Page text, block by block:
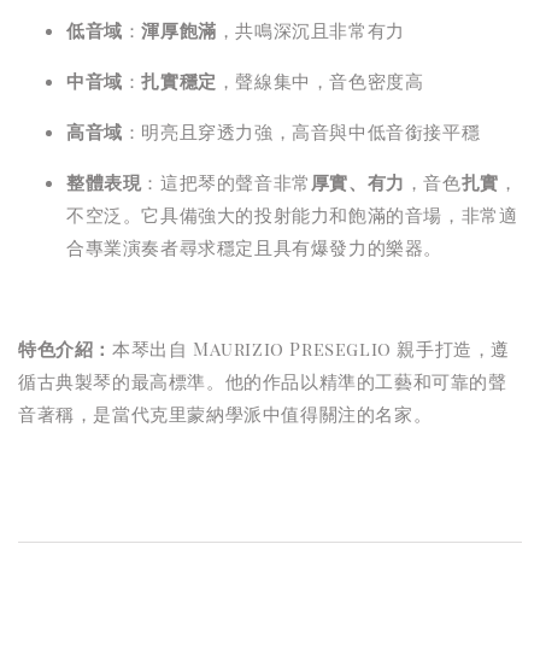
低音域 ：渾厚飽滿 ，共鳴深沉且非常有力
中音域 ：扎實穩定 ，聲線集中，音色密度高
高音域 ：明亮且穿透力強，高音與中低音銜接平穩
整體表現 ：這把琴的聲音非常 厚實、有力 ，音色扎實 ，
不空泛。它具備強大的投射能力和飽滿的音場，非常適
合專業演奏者尋求穩定且具有爆發力的樂器。
特色介紹： 本琴出自 Maurizio Preseglio 親手打造，遵
循古典製琴的最高標準。他的作品以精準的工藝和可靠的聲
音著稱，是當代克里蒙納學派中值得關注的名家。